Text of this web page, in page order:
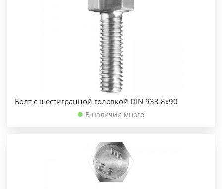
Болт с шестигранной головкой DIN 933 8х90
В наличии много